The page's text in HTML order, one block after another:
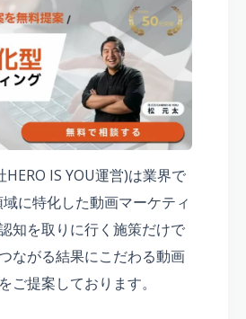
IS YOU運営)は業界で
に特化した動画マーケティ
知を取りに行く施策だけで
ながる結果にこだわる動画
ご提案しております。